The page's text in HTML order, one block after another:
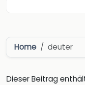
Home deuter
Dieser Beitrag